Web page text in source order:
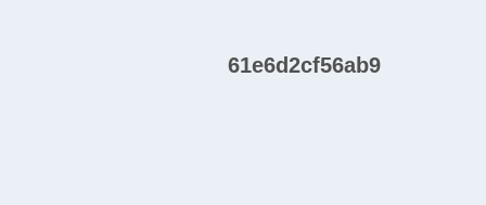
61e6d2cf56ab9